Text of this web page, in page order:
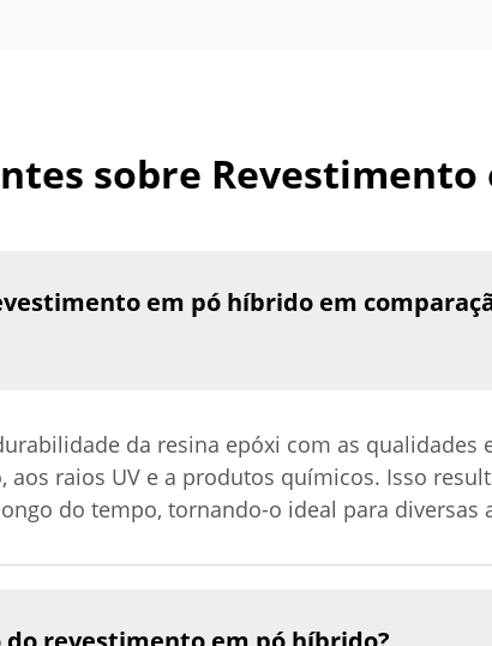
sobre Revestimento
em pó híbrido em
da resina epóxi com as qualidades
raios UV e a produtos químicos. Isso
do tempo, tornando-o ideal para diversas